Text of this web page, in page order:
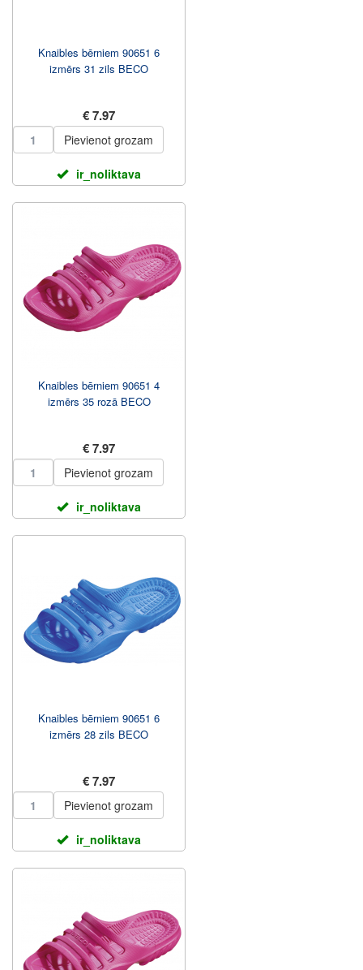
Knaibles bērniem 90651 6
izmērs 31 zils BECO
€ 7.97
Pievienot grozam
ir_noliktava
Knaibles bērniem 90651 4
izmērs 35 rozā BECO
€ 7.97
Pievienot grozam
ir_noliktava
Knaibles bērniem 90651 6
izmērs 28 zils BECO
€ 7.97
Pievienot grozam
ir_noliktava